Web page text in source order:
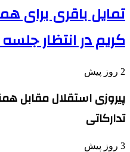
تمایل باقری برای
کریم در انتظار
2 روز پیش
پیروزی استقلال مقابل
تدارکاتی
3 روز پیش